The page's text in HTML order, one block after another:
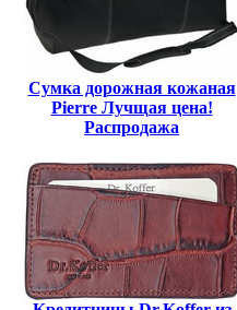
Сумка дорожная кожаная
Pierre Лучщая цена!
Распродажа